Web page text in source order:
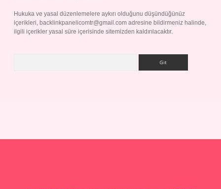
Hukuka ve yasal düzenlemelere aykırı olduğunu düşündüğünüz
içerikleri, backlinkpanelicomtr@gmail.com adresine bildirmeniz halinde,
ilgili içerikler yasal süre içerisinde sitemizden kaldırılacaktır.